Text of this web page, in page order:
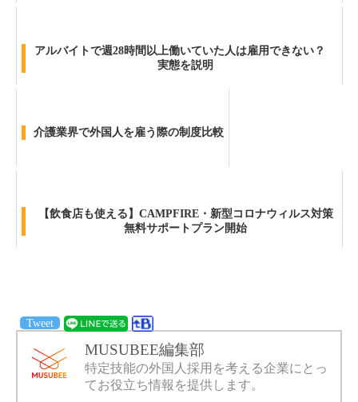
アルバイトで週28時間以上働いていた人は雇用できない？
実態を説明
介護業界で外国人を雇う際の制度比較
【飲食店も使える】CAMPFIRE・新型コロナウィルス対策
無料サポートプラン開始
Tweet
MUSUBEE編集部
特定技能の外国人採用を考える企業にとっ
てお役立ち情報を提供します。